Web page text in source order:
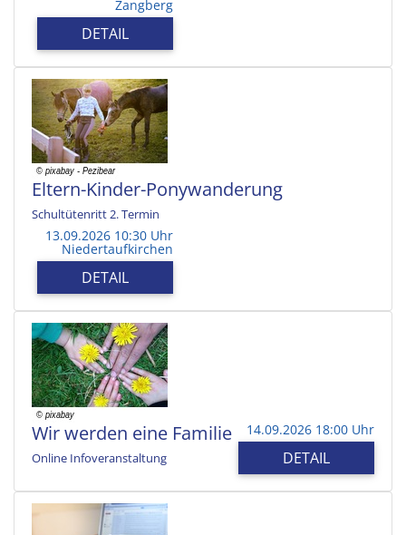
Zangberg
DETAIL
Eltern-Kinder-Ponywanderung
Schultütenritt 2. Termin
13.09.2026 10:30 Uhr
Niedertaufkirchen
DETAIL
Wir werden eine Familie
Online Infoveranstaltung
14.09.2026 18:00 Uhr
DETAIL